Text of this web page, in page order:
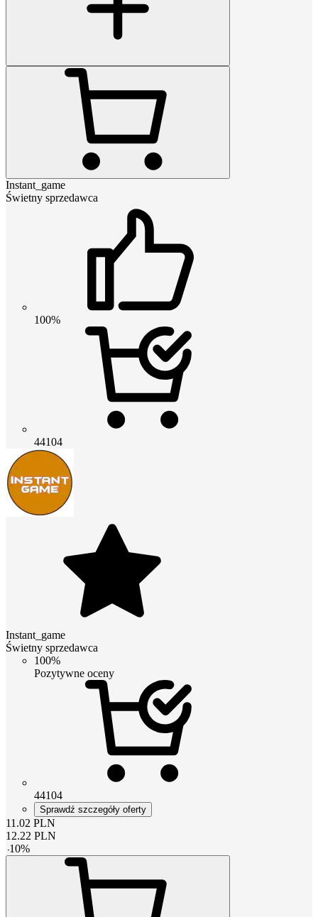
Instant_game
Świetny sprzedawca
100%
44104
Instant_game
Świetny sprzedawca
100%
Pozytywne oceny
44104
Sprawdź szczegóły oferty
11.02 PLN
12.22 PLN
-10%